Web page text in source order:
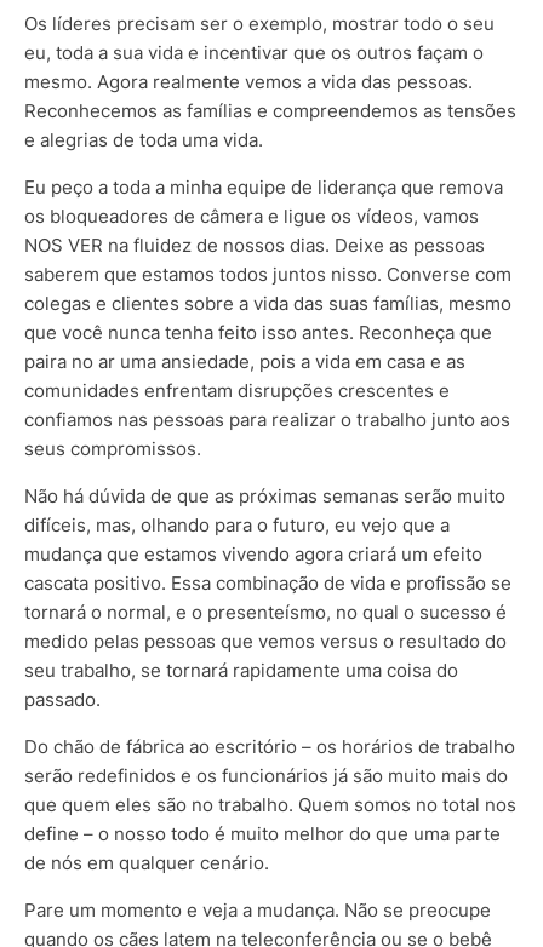
Os líderes precisam ser o exemplo, mostrar todo o seu
eu, toda a sua vida e incentivar que os outros façam o
mesmo. Agora realmente vemos a vida das pessoas.
Reconhecemos as famílias e compreendemos as tensões
e alegrias de toda uma vida.
Eu peço a toda a minha equipe de liderança que remova
os bloqueadores de câmera e ligue os vídeos, vamos
NOS VER na fluidez de nossos dias. Deixe as pessoas
saberem que estamos todos juntos nisso. Converse com
colegas e clientes sobre a vida das suas famílias, mesmo
que você nunca tenha feito isso antes. Reconheça que
paira no ar uma ansiedade, pois a vida em casa e as
comunidades enfrentam disrupções crescentes e
confiamos nas pessoas para realizar o trabalho junto aos
seus compromissos.
Não há dúvida de que as próximas semanas serão muito
difíceis, mas, olhando para o futuro, eu vejo que a
mudança que estamos vivendo agora criará um efeito
cascata positivo. Essa combinação de vida e profissão se
tornará o normal, e o presenteísmo, no qual o sucesso é
medido pelas pessoas que vemos versus o resultado do
seu trabalho, se tornará rapidamente uma coisa do
passado.
Do chão de fábrica ao escritório – os horários de trabalho
serão redefinidos e os funcionários já são muito mais do
que quem eles são no trabalho. Quem somos no total nos
define – o nosso todo é muito melhor do que uma parte
de nós em qualquer cenário.
Pare um momento e veja a mudança. Não se preocupe
quando os cães latem na teleconferência ou se o bebê